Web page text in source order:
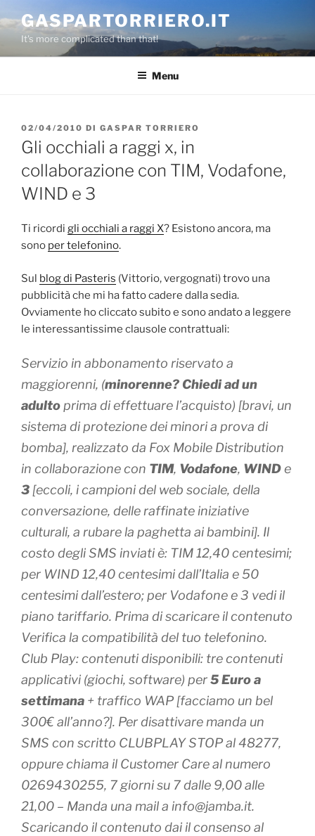
al
contenuto
GASPARTORRIERO.IT
It's more complicated than that!
Menu
PUBBLICATO
IL
02/04/2010 DI GASPAR TORRIERO
Gli occhiali a raggi x, in
collaborazione con TIM, Vodafone,
WIND e 3
Ti ricordi gli occhiali a raggi X? Esistono ancora, ma
sono per telefonino.
Sul blog di Pasteris (Vittorio, vergognati) trovo una
pubblicità che mi ha fatto cadere dalla sedia.
Ovviamente ho cliccato subito e sono andato a leggere
le interessantissime clausole contrattuali:
Servizio in abbonamento riservato a
maggiorenni, (minorenne? Chiedi ad un
adultoprima di effettuare l’acquisto) [bravi, un
sistema di protezione dei minori a prova di
bomba], realizzato da Fox Mobile Distribution
in collaborazione con TIM, Vodafone, WINDe
3 [eccoli, i campioni del web sociale, della
conversazione, delle raffinate iniziative
culturali, a rubare la paghetta ai bambini]. Il
costo degli SMS inviati è: TIM 12,40 centesimi;
per WIND 12,40 centesimi dall’Italia e 50
centesimi dall’estero; per Vodafone e 3 vedi il
piano tariffario. Prima di scaricare il contenuto
Verifica la compatibilità del tuo telefonino.
Club Play: contenuti disponibili: tre contenuti
applicativi (giochi, software) per5 Euro a
settimana + traffico WAP [facciamo un bel
300€ all’anno?]. Per disattivare manda un
SMS con scritto CLUBPLAY STOP al 48277,
oppure chiama il Customer Care al numero
0269430255, 7 giorni su 7 dalle 9,00 alle
21,00 – Manda una mail a info@jamba.it.
Scaricando il contenuto dai il consenso al